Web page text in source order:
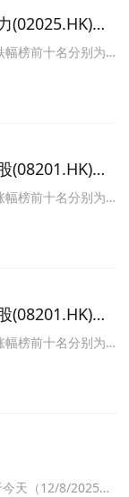
涨幅+19.44%。
(02025.HK)跌
榜前十名分别为瑞
集团(08161.HK)跌
、天津建发
(08201.HK)涨
榜前十名分别为宝
(03321.HK)涨幅
、安领国际
。
(08201.HK)涨
榜前十名分别为宝
(01930.HK)涨幅
商创科(01632.HK)
天（12/8/2025）